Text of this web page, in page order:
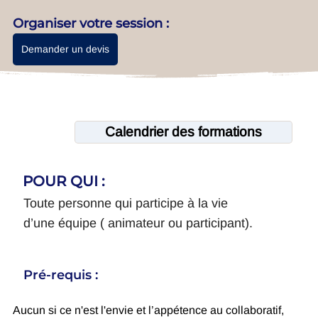
Organiser votre session :
Demander un devis
POUR QUI :
Toute personne qui participe à la vie
d’une équipe ( animateur ou participant).
Pré-requis :
Aucun si ce n'est l'envie et l’appétence au collaboratif,
Calendrier des formations